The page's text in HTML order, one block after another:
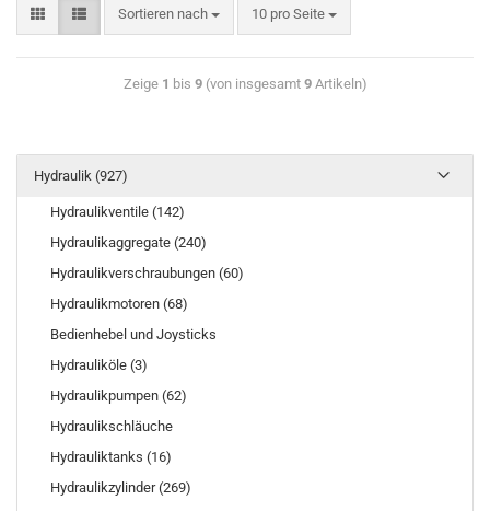
Sortieren nach 10 pro Seite
Zeige 1 bis 9(von insgesamt 9Artikeln)
Hydraulik (927)
Hydraulikventile (142)
Hydraulikaggregate (240)
Hydraulikverschraubungen (60)
Hydraulikmotoren (68)
Bedienhebel und Joysticks
Hydrauliköle (3)
Hydraulikpumpen (62)
Hydraulikschläuche
Hydrauliktanks (16)
Hydraulikzylinder (269)